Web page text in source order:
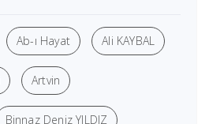
Ab-ı Hayat Ali KAYBAL
Artvin
Binnaz Deniz YILDIZ